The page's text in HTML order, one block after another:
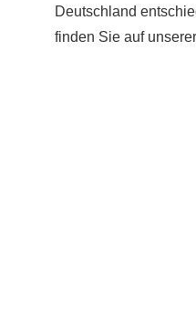
Deutschland
finden Sie auf